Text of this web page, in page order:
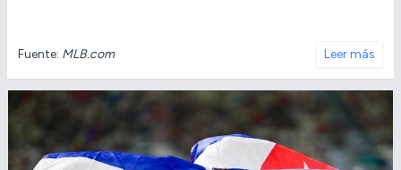
Fuente: MLB.com Leer más